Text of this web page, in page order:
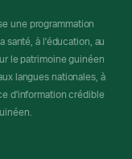
une programmation
santé, à l'éducation, au
le patrimoine guinéen
langues nationales, à
d'information crédible